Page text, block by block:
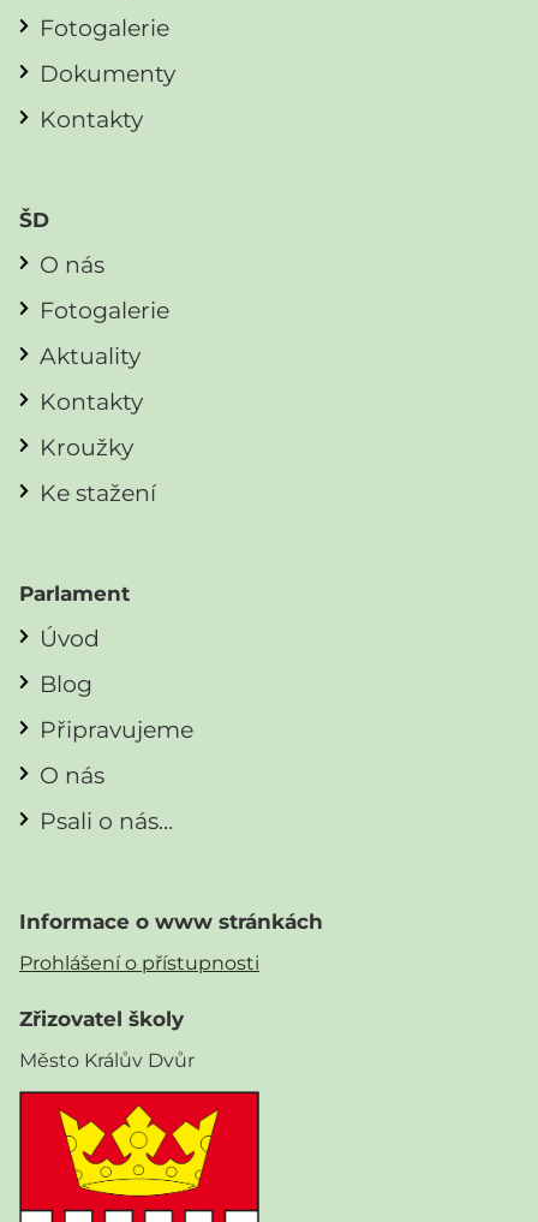
Fotogalerie
Dokumenty
Kontakty
ŠD
O nás
Fotogalerie
Aktuality
Kontakty
Kroužky
Ke stažení
Parlament
Úvod
Blog
Připravujeme
O nás
Psali o nás…
Informace o www stránkách
Prohlášení o přístupnosti
Zřizovatel školy
Město Králův Dvůr